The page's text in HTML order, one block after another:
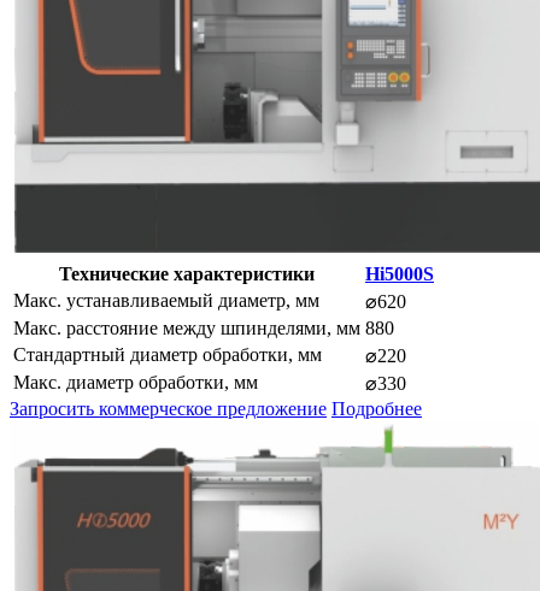
Технические характеристики
Hi5000S
Макс. устанавливаемый диаметр, мм
⌀620
Макс. расстояние между шпинделями, мм 880
Стандартный диаметр обработки, мм
⌀220
Макс. диаметр обработки, мм
⌀330
Запросить коммерческое предложение Подробнее